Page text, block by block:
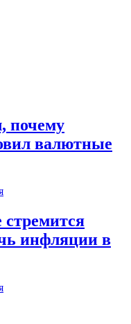
почему
валютные
инфляции в